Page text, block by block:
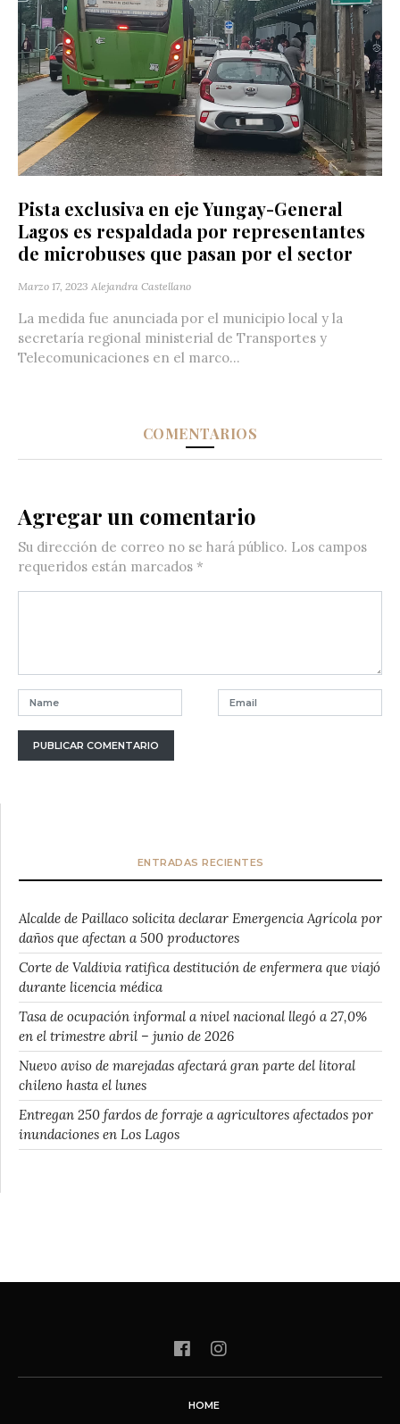
Pista exclusiva en eje Yungay-General
Lagos es respaldada por representantes
de microbuses que pasan por el sector
Marzo 17, 2023 Alejandra Castellano
La medida fue anunciada por el municipio local y la
secretaría regional ministerial de Transportes y
Telecomunicaciones en el marco...
COMENTARIOS
Agregar un comentario
Su dirección de correo no se hará público. Los campos
requeridos están marcados *
ENTRADAS RECIENTES
Alcalde de Paillaco solicita declarar Emergencia Agrícola por
daños que afectan a 500 productores
Corte de Valdivia ratifica destitución de enfermera que viajó
durante licencia médica
Tasa de ocupación informal a nivel nacional llegó a 27,0%
en el trimestre abril – junio de 2026
Nuevo aviso de marejadas afectará gran parte del litoral
chileno hasta el lunes
Entregan 250 fardos de forraje a agricultores afectados por
inundaciones en Los Lagos
HOME